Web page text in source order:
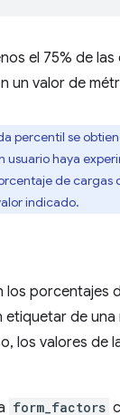
el 75% de
un valor de
percentil se
usuario haya
de cargas
indicado.
los porcentajes
de una
los valores de
form_factors